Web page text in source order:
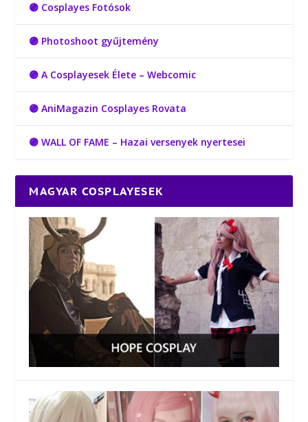
🟣 Cosplayes Fotósok
🟣 Photoshoot gyűjtemény
🟣 A Cosplayesek Élete – Webcomic
🟣 AniMagazin Cosplayes Rovata
🟣 WALL OF FAME – Hazai versenyek nyertesei
MAGYAR COSPLAYESEK